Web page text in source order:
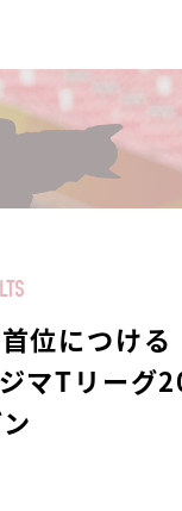
首位につけ
マTリーグ